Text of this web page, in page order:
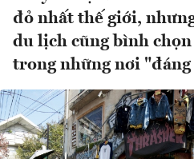
đỏ nhất thế giới,
du lịch cũng bình
trong những nơi "đáng